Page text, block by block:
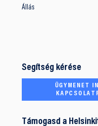
Állás
Segítség kérése
ÜGYMENET
Támogasd a